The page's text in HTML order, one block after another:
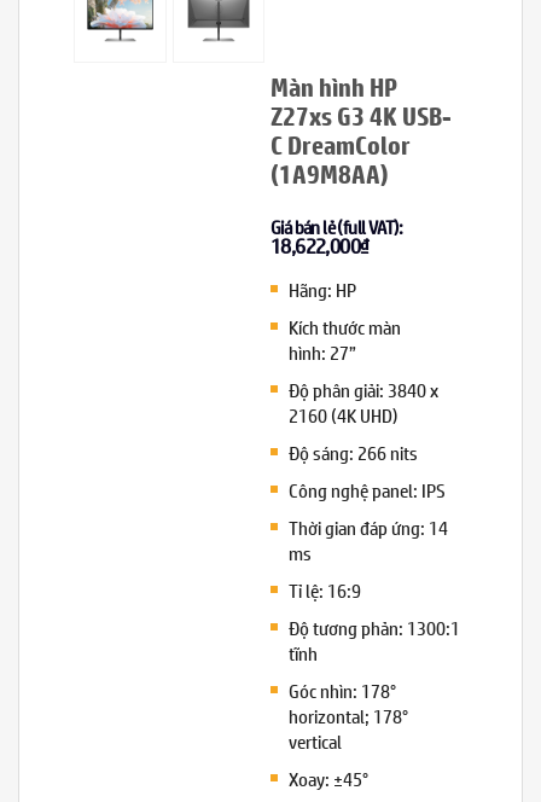
Màn hình HP
Z27xs G3 4K USB-
C DreamColor
(1A9M8AA)
Giá bán lẻ (full VAT):
18,622,000₫
Hãng: HP
Kích thước màn
hình: 27”
Độ phân giải: 3840 x
2160 (4K UHD)
Độ sáng: 266 nits
Công nghệ panel: IPS
Thời gian đáp ứng: 14
ms
Tỉ lệ: 16:9
Độ tương phản: 1300:1
tĩnh
Góc nhìn: 178°
horizontal; 178°
vertical
Xoay: ±45°